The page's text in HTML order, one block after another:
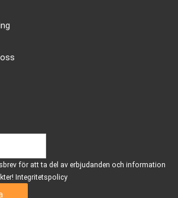
för att ta del av erbjudanden och information
Integritetspolicy